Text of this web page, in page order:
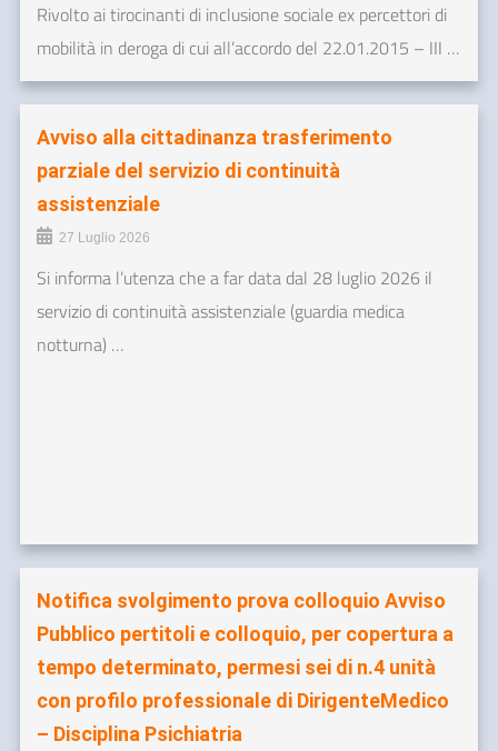
Rivolto ai tirocinanti di inclusione sociale ex percettori di
mobilità in deroga di cui all’accordo del 22.01.2015 – III …
Avviso alla cittadinanza trasferimento
parziale del servizio di continuità
assistenziale
27 Luglio 2026
Si informa l’utenza che a far data dal 28 luglio 2026 il
servizio di continuità assistenziale (guardia medica
notturna) …
Notifica svolgimento prova colloquio Avviso
Pubblico pertitoli e colloquio, per copertura a
tempo determinato, permesi sei di n.4 unità
con profilo professionale di DirigenteMedico
– Disciplina Psichiatria